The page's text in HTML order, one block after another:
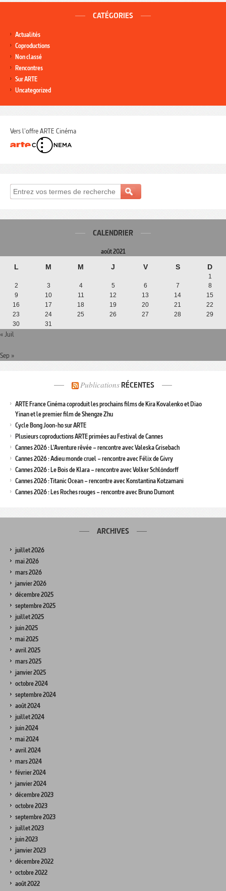
CATÉGORIES
Actualités
Coproductions
Non classé
Rencontres
Sur ARTE
Uncategorized
Vers l'offre ARTE Cinéma
CALENDRIER
août 2021
L M M J V S D
1
2
3 4 5 6 7
8
9
10 11 12 13 14
15
16
17 18 19 20 21
22
23
24 25 26 27 28
29
30
31
« Juil
Sep »
Publications RÉCENTES
ARTE France Cinéma coproduit les prochains films de Kira Kovalenko et Diao
Yinan et le premier film de Shengze Zhu
Cycle Bong Joon-ho sur ARTE
Plusieurs coproductions ARTE primées au Festival de Cannes
Cannes 2026 : L’Aventure rêvée – rencontre avec Valeska Grisebach
Cannes 2026 : Adieu monde cruel – rencontre avec Félix de Givry
Cannes 2026 : Le Bois de Klara – rencontre avec Volker Schlöndorff
Cannes 2026 : Titanic Ocean – rencontre avec Konstantina Kotzamani
Cannes 2026 : Les Roches rouges – rencontre avec Bruno Dumont
ARCHIVES
juillet 2026
mai 2026
mars 2026
janvier 2026
décembre 2025
septembre 2025
juillet 2025
juin 2025
mai 2025
avril 2025
mars 2025
janvier 2025
octobre 2024
septembre 2024
août 2024
juillet 2024
juin 2024
mai 2024
avril 2024
mars 2024
février 2024
janvier 2024
décembre 2023
octobre 2023
septembre 2023
juillet 2023
juin 2023
janvier 2023
décembre 2022
octobre 2022
août 2022